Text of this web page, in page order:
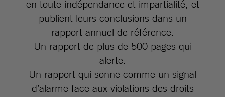
en toute indépendance et impartialité, et
publient leurs conclusions dans un
rapport annuel de référence.
Un rapport de plus de 500 pages qui
alerte.
Un rapport qui sonne comme un signal
d’alarme face aux violations des droits